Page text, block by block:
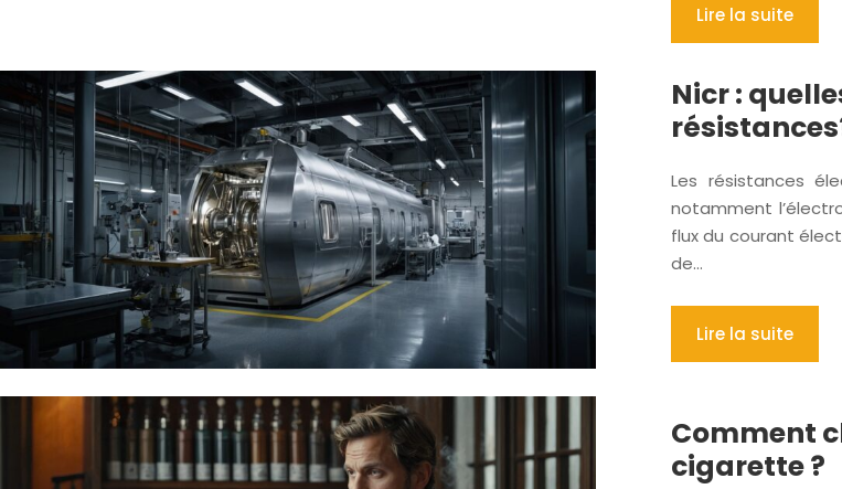
Lire la suite
Nicr :
Les résistances
notamment
flux du courant
de…
Lire la suite
Comment
cigarette ?